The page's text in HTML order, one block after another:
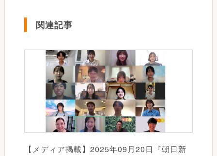
関連記事
【メディア掲載】2025年09月20日『朝日新